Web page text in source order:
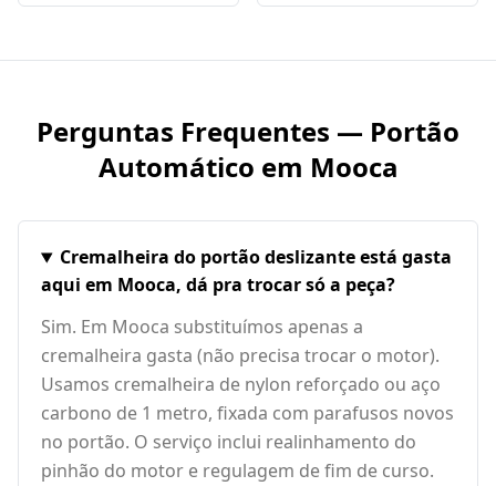
Perguntas Frequentes — Portão
Automático em Mooca
Cremalheira do portão deslizante está gasta
aqui em Mooca, dá pra trocar só a peça?
Sim. Em Mooca substituímos apenas a
cremalheira gasta (não precisa trocar o motor).
Usamos cremalheira de nylon reforçado ou aço
carbono de 1 metro, fixada com parafusos novos
no portão. O serviço inclui realinhamento do
pinhão do motor e regulagem de fim de curso.